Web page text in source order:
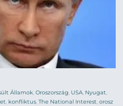
Államok Oroszország USA Nyugat
konfliktus The National Interest orosz